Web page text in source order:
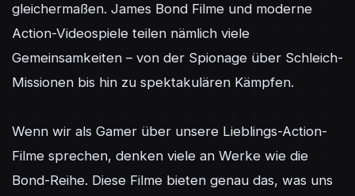
gleichermaßen. James Bond Filme und moderne
Action-Videospiele teilen nämlich viele
Gemeinsamkeiten – von der Spionage über Schleich-
Missionen bis hin zu spektakulären Kämpfen.
Wenn wir als Gamer über unsere Lieblings-Action-
Filme sprechen, denken viele an Werke wie die
Bond-Reihe. Diese Filme bieten genau das, was uns